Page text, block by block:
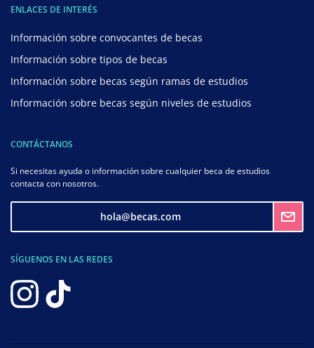
ENLACES DE INTERÉS
Información sobre convocantes de becas
Información sobre tipos de becas
Información sobre becas según ramas de estudios
Información sobre becas según niveles de estudios
CONTÁCTANOS
Si necesitas ayuda o información sobre cualquier beca de estudios
contacta con nosotros.
hola@becas.com
SÍGUENOS EN LAS REDES